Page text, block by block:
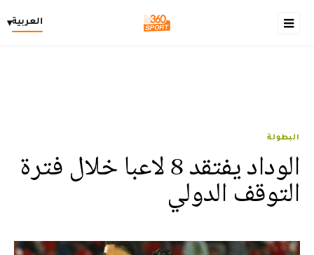
العربية▾
البطولة
الوداد يفتقد 8 لاعبا خلال فترة
التوقف الدولي